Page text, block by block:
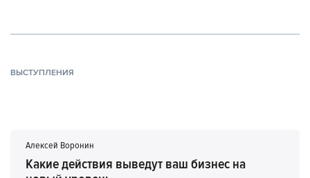
ВЫСТУПЛЕНИЯ
Алексей Воронин
Какие действия выведут ваш бизнес на